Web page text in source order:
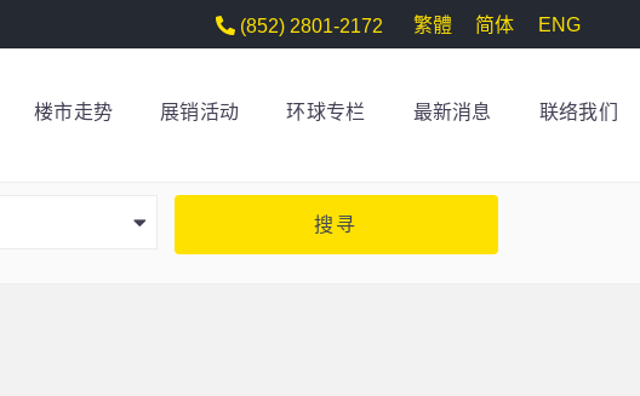
(852) 2801-2172 繁體 简体 ENG
楼市走势 展销活动 环球专栏 最新消息 联络我们